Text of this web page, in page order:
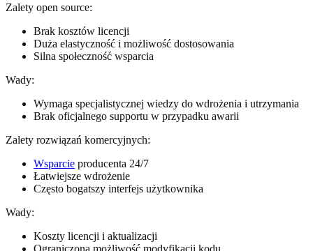
Zalety open source:
Brak kosztów licencji
Duża elastyczność i możliwość dostosowania
Silna społeczność wsparcia
Wady:
Wymaga specjalistycznej wiedzy do wdrożenia i utrzymania
Brak oficjalnego supportu w przypadku awarii
Zalety rozwiązań komercyjnych:
Wsparcie producenta 24/7
Łatwiejsze wdrożenie
Często bogatszy interfejs użytkownika
Wady:
Koszty licencji i aktualizacji
Ograniczona możliwość modyfikacji kodu